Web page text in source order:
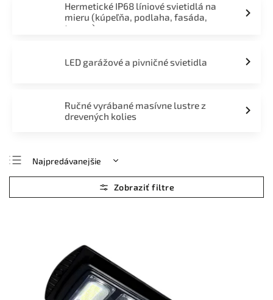
Hermetické IP68 líniové svietidlá na
mieru (kúpeľňa, podlaha, fasáda,
terasa)
LED garážové a pivničné svietidla
Ručné vyrábané masívne lustre z
drevených kolies
Najpredávanejšie
Najlacnejšie
Najdrahšie